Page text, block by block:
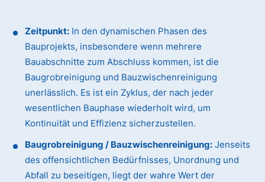
Zeitpunkt: In den dynamischen Phasen des
Bauprojekts, insbesondere wenn mehrere
Bauabschnitte zum Abschluss kommen, ist die
Baugrobreinigung und Bauzwischenreinigung
unerlässlich. Es ist ein Zyklus, der nach jeder
wesentlichen Bauphase wiederholt wird, um
Kontinuität und Effizienz sicherzustellen.
Baugrobreinigung / Bauzwischenreinigung: Jenseits
des offensichtlichen Bedürfnisses, Unordnung und
Abfall zu beseitigen, liegt der wahre Wert der